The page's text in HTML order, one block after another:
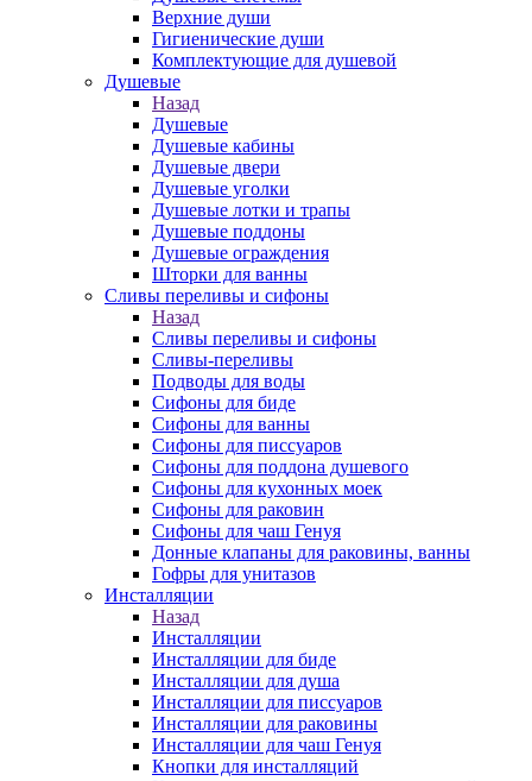
Верхние души
Гигиенические души
Комплектующие для душевой
Душевые
Назад
Душевые
Душевые кабины
Душевые двери
Душевые уголки
Душевые лотки и трапы
Душевые поддоны
Душевые ограждения
Шторки для ванны
Сливы переливы и сифоны
Назад
Сливы переливы и сифоны
Сливы-переливы
Подводы для воды
Сифоны для биде
Сифоны для ванны
Сифоны для писсуаров
Сифоны для поддона душевого
Сифоны для кухонных моек
Сифоны для раковин
Сифоны для чаш Генуя
Донные клапаны для раковины, ванны
Гофры для унитазов
Инсталляции
Назад
Инсталляции
Инсталляции для биде
Инсталляции для душа
Инсталляции для писсуаров
Инсталляции для раковины
Инсталляции для чаш Генуя
Кнопки для инсталляций